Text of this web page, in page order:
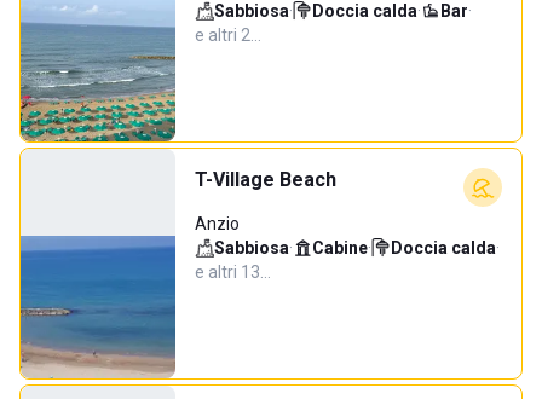
Sabbiosa· Doccia calda· Bar·
e altri 2…
T-Village Beach
Anzio
Sabbiosa· Cabine· Doccia calda·
e altri 13…